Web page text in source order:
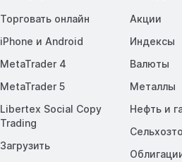
Торговать онлайн
iPhone и Android
MetaTrader 4
MetaTrader 5
Libertex Social Copy
Trading
Загрузить
Акции
Индексы
Валюты
Металлы
Нефть и